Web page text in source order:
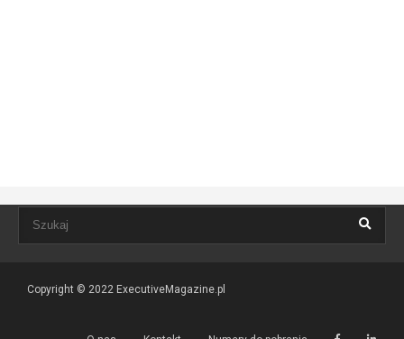
Copyright © 2022 ExecutiveMagazine.pl